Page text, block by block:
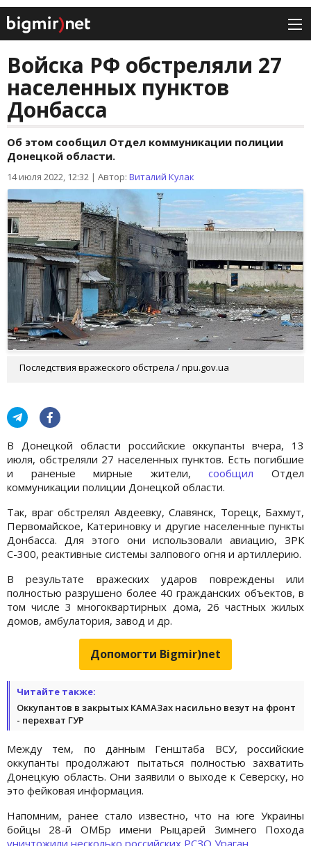
Войска РФ обстреляли 27
населенных пунктов
Донбасса
Об этом сообщил Отдел коммуникации полиции
Донецкой области.
14 июля 2022, 12:32 | Автор: Виталий Кулак
Последствия вражеского обстрела / npu.gov.ua
В Донецкой области российские оккупанты вчера, 13
июля, обстреляли 27 населенных пунктов. Есть погибшие
и раненые мирные жители,сообщил Отдел
коммуникации полиции Донецкой области.
Так, враг обстрелял Авдеевку, Славянск, Торецк, Бахмут,
Первомайское, Катериновку и другие населенные пункты
Донбасса. Для этого они использовали авиацию, ЗРК
С-300, реактивные системы залпового огня и артиллерию.
В результате вражеских ударов повреждены или
полностью разрушено более 40 гражданских объектов, в
том числе 3 многоквартирных дома, 26 частных жилых
домов, амбулатория, завод и др.
Допомогти Bigmir)net
Читайте также:
Оккупантов в закрытых КАМАЗах насильно везут на фронт
- перехват ГУР
Между тем, по данным Генштаба ВСУ, российские
оккупанты продолжают пытаться полностью захватить
Донецкую область. Они заявили о выходе к Северску, но
это фейковая информация.
Напомним, ранее стало известно, что на юге Украины
бойцы 28-й ОМБр имени Рыцарей Зимнего Похода
уничтожили несколько российских РСЗО Ураган.